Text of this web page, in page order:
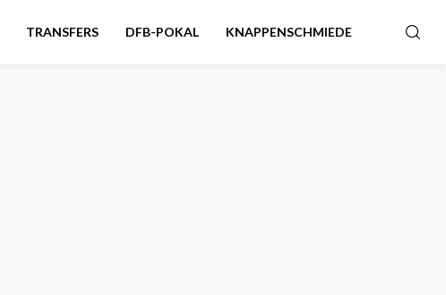
TRANSFERS DFB-POKAL KNAPPENSCHMIEDE